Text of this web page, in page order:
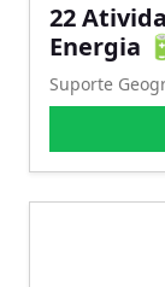
22
Energia
Suporte